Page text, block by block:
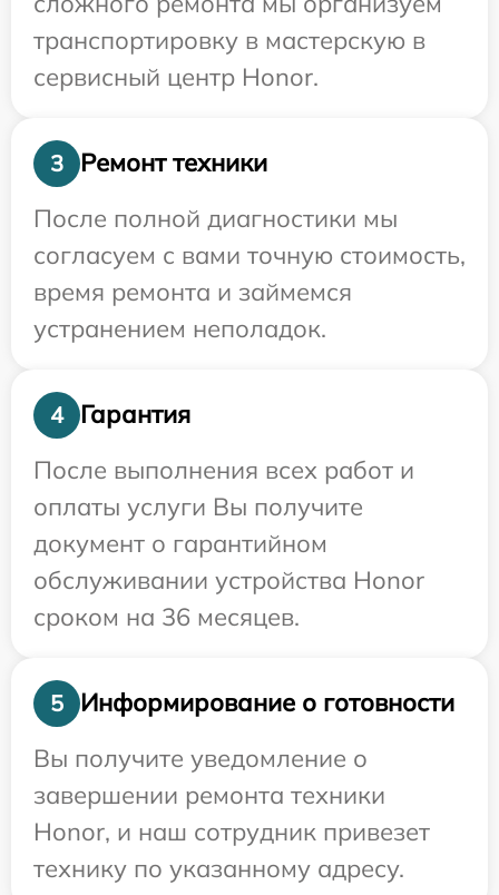
транспортировку в мастерскую в
сервисный центр Honor.
3
Ремонт техники
После полной диагностики мы
согласуем с вами точную стоимость,
время ремонта и займемся
устранением неполадок.
4
Гарантия
После выполнения всех работ и
оплаты услуги Вы получите
документ о гарантийном
обслуживании устройства Honor
сроком на 36 месяцев.
5
Информирование о готовности
Вы получите уведомление о
завершении ремонта техники
Honor, и наш сотрудник привезет
технику по указанному адресу.